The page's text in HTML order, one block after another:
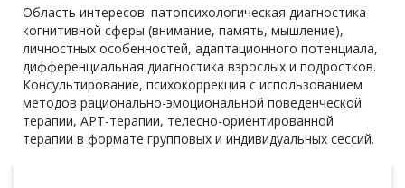
Область интересов: патопсихологическая диагностика
когнитивной сферы (внимание, память, мышление),
личностных особенностей, адаптационного потенциала,
дифференциальная диагностика взрослых и подростков.
Консультирование, психокоррекция с использованием
методов рационально-эмоциональной поведенческой
терапии, АРТ-терапии, телесно-ориентированной
терапии в формате групповых и индивидуальных сессий.